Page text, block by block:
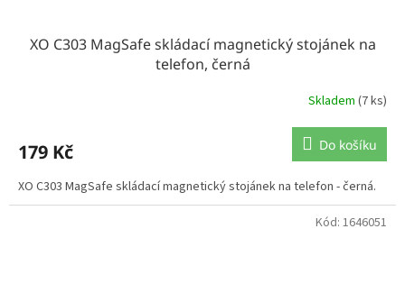
XO C303 MagSafe skládací magnetický stojánek na
telefon, černá
Skladem (7 ks)
179 Kč Do košíku
XO C303 MagSafe skládací magnetický stojánek na telefon - černá.
Kód: 1646051